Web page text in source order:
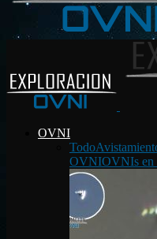
OVNI
Todo
OVNIOVNIs en